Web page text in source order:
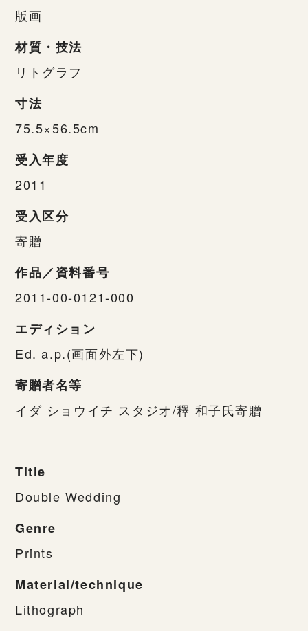
版画
材質・技法
リトグラフ
寸法
75.5×56.5cm
受入年度
2011
受入区分
寄贈
作品／資料番号
2011-00-0121-000
エディション
Ed. a.p.(画面外左下)
寄贈者名等
イダ ショウイチ スタジオ/釋 和子氏寄贈
Title
Double Wedding
Genre
Prints
Material/technique
Lithograph